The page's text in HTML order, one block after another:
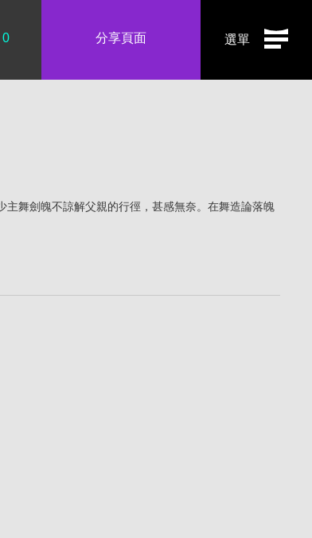
選單
：
0 分享頁面
舞劍魄不諒解父親的行徑，甚感無奈。在舞造論落魄